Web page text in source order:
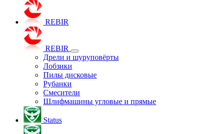
REBIR
REBIR
Дрели и шуруповёрты
Лобзики
Пилы дисковые
Рубанки
Смесители
Шлифмашины угловые и прямые
Status